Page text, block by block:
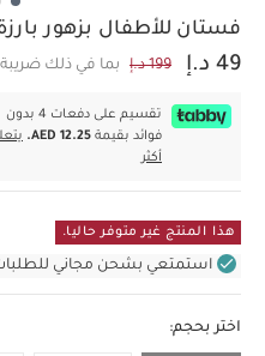
فستان للأطفال بزهور
49 د.إ 199 د.إ بما في ذلك
تقسيم على دفعات 4 بدون
فوائد بقيمة AED 12.25.
أكثر
هذا المنتج غير متوفر حاليا.
استمتعي بشحن مجاني للطلبات غير
اختر بحجم: